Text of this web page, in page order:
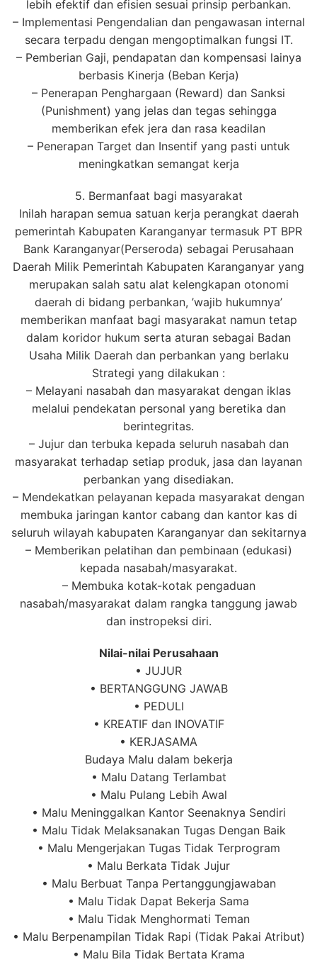
lebih efektif dan efisien sesuai prinsip perbankan.
– Implementasi Pengendalian dan pengawasan internal
secara terpadu dengan mengoptimalkan fungsi IT.
– Pemberian Gaji, pendapatan dan kompensasi lainya
berbasis Kinerja (Beban Kerja)
– Penerapan Penghargaan (Reward) dan Sanksi
(Punishment) yang jelas dan tegas sehingga
memberikan efek jera dan rasa keadilan
– Penerapan Target dan Insentif yang pasti untuk
meningkatkan semangat kerja
5. Bermanfaat bagi masyarakat
Inilah harapan semua satuan kerja perangkat daerah
pemerintah Kabupaten Karanganyar termasuk PT BPR
Bank Karanganyar(Perseroda) sebagai Perusahaan
Daerah Milik Pemerintah Kabupaten Karanganyar yang
merupakan salah satu alat kelengkapan otonomi
daerah di bidang perbankan, ’wajib hukumnya’
memberikan manfaat bagi masyarakat namun tetap
dalam koridor hukum serta aturan sebagai Badan
Usaha Milik Daerah dan perbankan yang berlaku
Strategi yang dilakukan :
– Melayani nasabah dan masyarakat dengan iklas
melalui pendekatan personal yang beretika dan
berintegritas.
– Jujur dan terbuka kepada seluruh nasabah dan
masyarakat terhadap setiap produk, jasa dan layanan
perbankan yang disediakan.
– Mendekatkan pelayanan kepada masyarakat dengan
membuka jaringan kantor cabang dan kantor kas di
seluruh wilayah kabupaten Karanganyar dan sekitarnya
– Memberikan pelatihan dan pembinaan (edukasi)
kepada nasabah/masyarakat.
– Membuka kotak-kotak pengaduan
nasabah/masyarakat dalam rangka tanggung jawab
dan instropeksi diri.
Nilai-nilai Perusahaan
• JUJUR
• BERTANGGUNG JAWAB
• PEDULI
• KREATIF dan INOVATIF
• KERJASAMA
Budaya Malu dalam bekerja
• Malu Datang Terlambat
• Malu Pulang Lebih Awal
• Malu Meninggalkan Kantor Seenaknya Sendiri
• Malu Tidak Melaksanakan Tugas Dengan Baik
• Malu Mengerjakan Tugas Tidak Terprogram
• Malu Berkata Tidak Jujur
• Malu Berbuat Tanpa Pertanggungjawaban
• Malu Tidak Dapat Bekerja Sama
• Malu Tidak Menghormati Teman
• Malu Berpenampilan Tidak Rapi (Tidak Pakai Atribut)
• Malu Bila Tidak Bertata Krama